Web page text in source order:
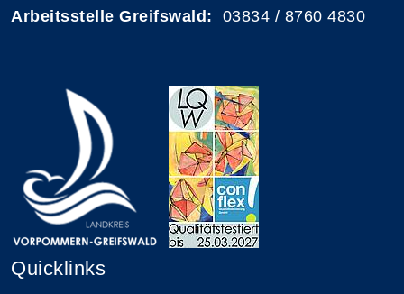
Arbeitsstelle Greifswald: 03834 / 8760 4830
Quicklinks